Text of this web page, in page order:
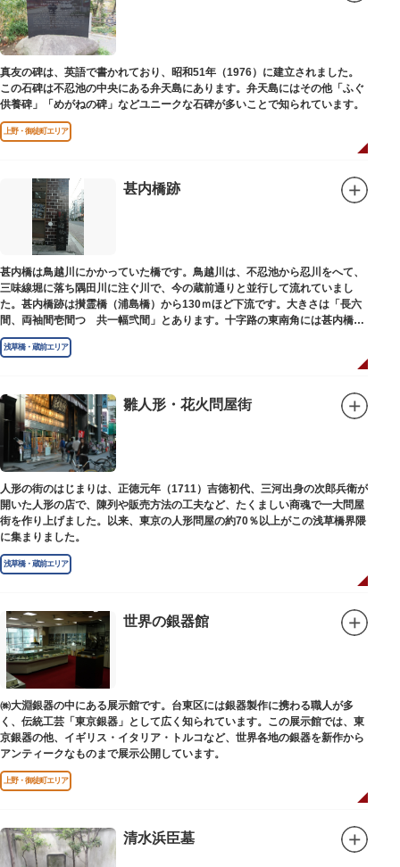
真友の碑は、英語で書かれており、昭和51年（1976）に建立されました。
この石碑は不忍池の中央にある弁天島にあります。弁天島にはその他「ふぐ
供養碑」「めがねの碑」などユニークな石碑が多いことで知られています。
上野・御徒町エリア
甚内橋跡
甚内橋は鳥越川にかかっていた橋です。鳥越川は、不忍池から忍川をへて、
三味線堀に落ち隅田川に注ぐ川で、今の蔵前通りと並行して流れていまし
た。甚内橋跡は攅霊橋（浦島橋）から130ｍほど下流です。大きさは「長六
間、両袖間壱間つゞ共一幅弐間」とあります。十字路の東南角には甚内橋跡
の石碑があります。
浅草橋・蔵前エリア
雛人形・花火問屋街
人形の街のはじまりは、正徳元年（1711）吉徳初代、三河出身の次郎兵衛が
開いた人形の店で、陳列や販売方法の工夫など、たくましい商魂で一大問屋
街を作り上げました。以来、東京の人形問屋の約70％以上がこの浅草橋界隈
に集まりました。
浅草橋・蔵前エリア
世界の銀器館
㈱大淵銀器の中にある展示館です。台東区には銀器製作に携わる職人が多
く、伝統工芸「東京銀器」として広く知られています。この展示館では、東
京銀器の他、イギリス・イタリア・トルコなど、世界各地の銀器を新作から
アンティークなものまで展示公開しています。
上野・御徒町エリア
清水浜臣墓